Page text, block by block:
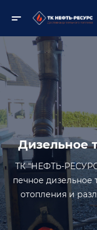
Дизельное
ТК "НЕФТЬ-
печное дизельное
отопления и
продукт
качества и